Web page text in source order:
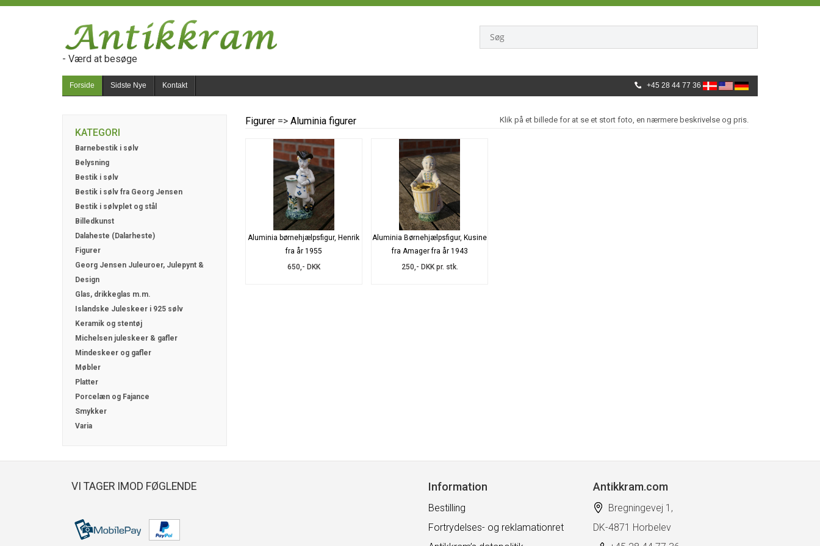
- Værd at besøge
Forside Sidste Nye Kontakt +45 28 44 77 36
KATEGORI
Barnebestik i sølv
Belysning
Bestik i sølv
Bestik i sølv fra Georg Jensen
Bestik i sølvplet og stål
Billedkunst
Dalaheste (Dalarheste)
Figurer
Georg Jensen Juleuroer, Julepynt &
Design
Glas, drikkeglas m.m.
Islandske Juleskeer i 925 sølv
Keramik og stentøj
Michelsen juleskeer & gafler
Mindeskeer og gafler
Møbler
Platter
Porcelæn og Fajance
Smykker
Varia
Figurer => Aluminia figurer Klik på et billede for at se et stort foto, en nærmere beskrivelse og pris.
Aluminia børnehjælpsfigur, Henrik
fra år 1955
650,- DKK
Aluminia Børnehjælpsfigur, Kusine
fra Amager fra år 1943
250,- DKK pr. stk.
VI TAGER IMOD FØGLENDE Information
Bestilling
Fortrydelses- og reklamationret
Antikkram.com
Bregningevej 1,
DK-4871 Horbelev